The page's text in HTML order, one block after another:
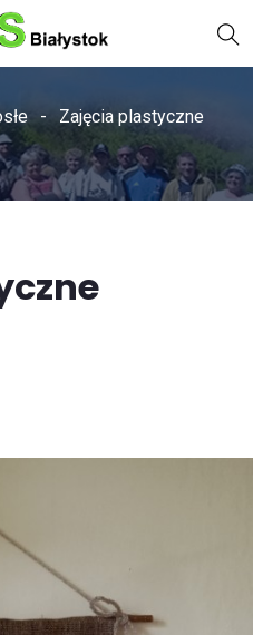
Zajęcia plastyczne